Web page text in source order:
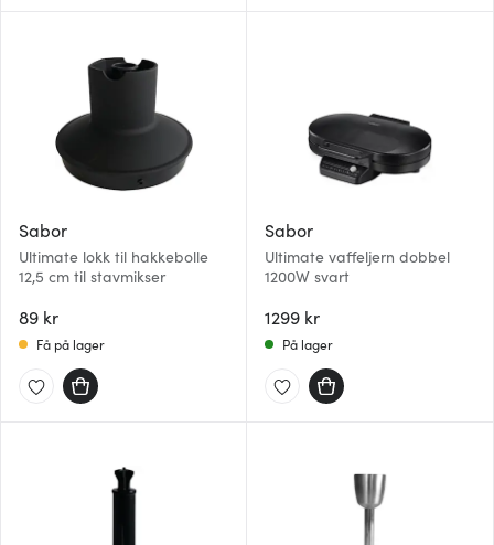
Sabor
Ultimate lokk til hakkebolle
12,5 cm til stavmikser
89 kr
Få på lager
Sabor
Ultimate vaffeljern dobbel
1200W svart
1299 kr
På lager